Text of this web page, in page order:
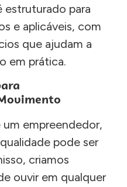
estruturado para
e aplicáveis, com
que ajudam a
em prática.
empreendedor,
pode ser
criamos
ouvir em qualquer